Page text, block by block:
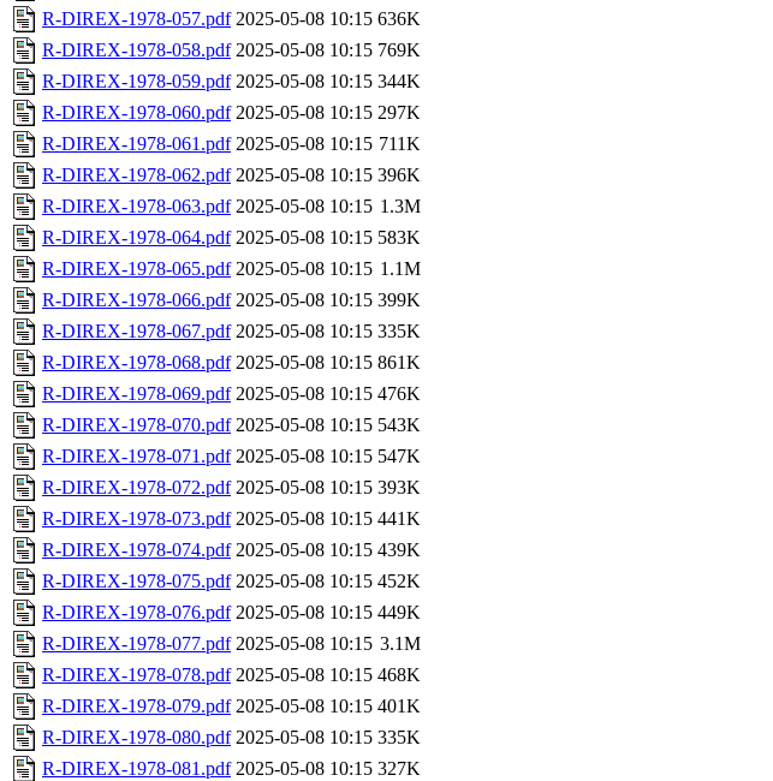
R-DIREX-1978-057.pdf 2025-05-08 10:15 636K
R-DIREX-1978-058.pdf 2025-05-08 10:15 769K
R-DIREX-1978-059.pdf 2025-05-08 10:15 344K
R-DIREX-1978-060.pdf 2025-05-08 10:15 297K
R-DIREX-1978-061.pdf 2025-05-08 10:15 711K
R-DIREX-1978-062.pdf 2025-05-08 10:15 396K
R-DIREX-1978-063.pdf 2025-05-08 10:15 1.3M
R-DIREX-1978-064.pdf 2025-05-08 10:15 583K
R-DIREX-1978-065.pdf 2025-05-08 10:15 1.1M
R-DIREX-1978-066.pdf 2025-05-08 10:15 399K
R-DIREX-1978-067.pdf 2025-05-08 10:15 335K
R-DIREX-1978-068.pdf 2025-05-08 10:15 861K
R-DIREX-1978-069.pdf 2025-05-08 10:15 476K
R-DIREX-1978-070.pdf 2025-05-08 10:15 543K
R-DIREX-1978-071.pdf 2025-05-08 10:15 547K
R-DIREX-1978-072.pdf 2025-05-08 10:15 393K
R-DIREX-1978-073.pdf 2025-05-08 10:15 441K
R-DIREX-1978-074.pdf 2025-05-08 10:15 439K
R-DIREX-1978-075.pdf 2025-05-08 10:15 452K
R-DIREX-1978-076.pdf 2025-05-08 10:15 449K
R-DIREX-1978-077.pdf 2025-05-08 10:15 3.1M
R-DIREX-1978-078.pdf 2025-05-08 10:15 468K
R-DIREX-1978-079.pdf 2025-05-08 10:15 401K
R-DIREX-1978-080.pdf 2025-05-08 10:15 335K
R-DIREX-1978-081.pdf 2025-05-08 10:15 327K